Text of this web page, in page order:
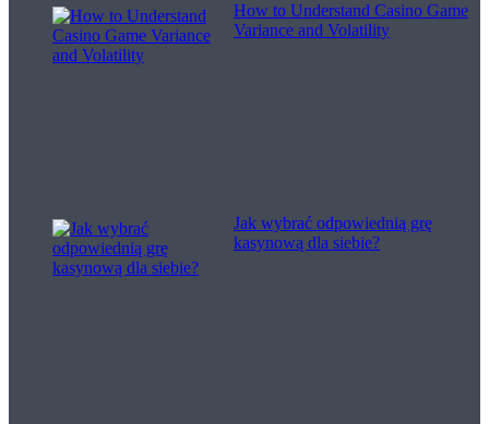
How to Understand Casino Game
Variance and Volatility
Jak wybrać odpowiednią grę
kasynową dla siebie?